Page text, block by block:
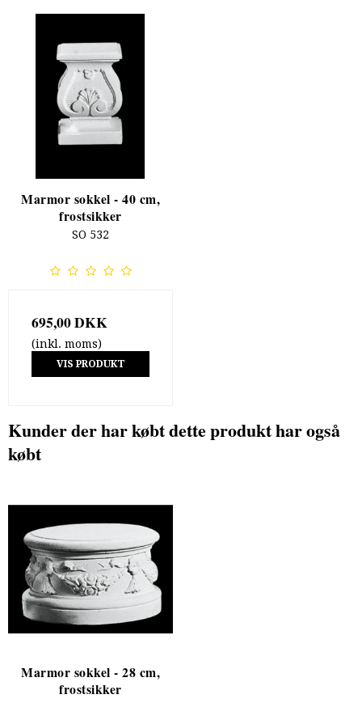
Marmor sokkel - 40 cm,
frostsikker
SO 532
695,00 DKK
(inkl. moms)
VIS PRODUKT
Kunder der har købt dette produkt har også
købt
Marmor sokkel - 28 cm,
frostsikker